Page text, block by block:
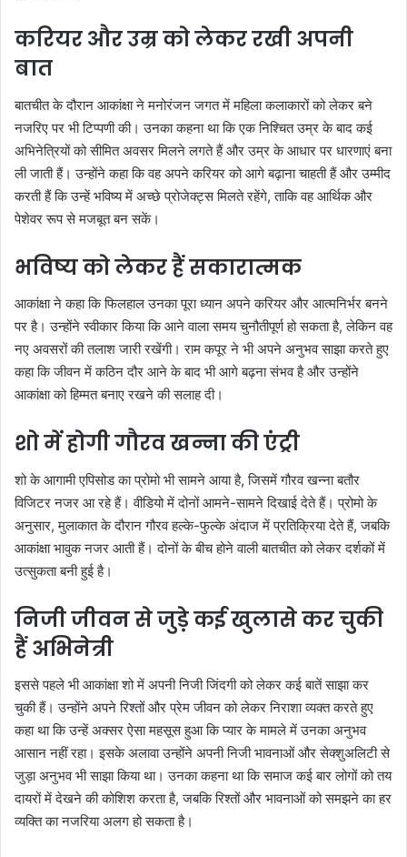
करियर और उम्र को लेकर रखी अपनी
बात
बातचीत के दौरान आकांक्षा ने मनोरंजन जगत में महिला कलाकारों को लेकर बने
नजरिए पर भी टिप्पणी की। उनका कहना था कि एक निश्चित उम्र के बाद कई
अभिनेत्रियों को सीमित अवसर मिलने लगते हैं और उम्र के आधार पर धारणाएं बना
ली जाती हैं। उन्होंने कहा कि वह अपने करियर को आगे बढ़ाना चाहती हैं और उम्मीद
करती हैं कि उन्हें भविष्य में अच्छे प्रोजेक्ट्स मिलते रहेंगे, ताकि वह आर्थिक और
पेशेवर रूप से मजबूत बन सकें।
भविष्य को लेकर हैं सकारात्मक
आकांक्षा ने कहा कि फिलहाल उनका पूरा ध्यान अपने करियर और आत्मनिर्भर बनने
पर है। उन्होंने स्वीकार किया कि आने वाला समय चुनौतीपूर्ण हो सकता है, लेकिन वह
नए अवसरों की तलाश जारी रखेंगी। राम कपूर ने भी अपने अनुभव साझा करते हुए
कहा कि जीवन में कठिन दौर आने के बाद भी आगे बढ़ना संभव है और उन्होंने
आकांक्षा को हिम्मत बनाए रखने की सलाह दी।
शो में होगी गौरव खन्ना की एंट्री
शो के आगामी एपिसोड का प्रोमो भी सामने आया है, जिसमें गौरव खन्ना बतौर
विजिटर नजर आ रहे हैं। वीडियो में दोनों आमने-सामने दिखाई देते हैं। प्रोमो के
अनुसार, मुलाकात के दौरान गौरव हल्के-फुल्के अंदाज में प्रतिक्रिया देते हैं, जबकि
आकांक्षा भावुक नजर आती हैं। दोनों के बीच होने वाली बातचीत को लेकर दर्शकों में
उत्सुकता बनी हुई है।
निजी जीवन से जुड़े कई खुलासे कर चुकी
हैं अभिनेत्री
इससे पहले भी आकांक्षा शो में अपनी निजी जिंदगी को लेकर कई बातें साझा कर
चुकी हैं। उन्होंने अपने रिश्तों और प्रेम जीवन को लेकर निराशा व्यक्त करते हुए
कहा था कि उन्हें अक्सर ऐसा महसूस हुआ कि प्यार के मामले में उनका अनुभव
आसान नहीं रहा। इसके अलावा उन्होंने अपनी निजी भावनाओं और सेक्शुअलिटी से
जुड़ा अनुभव भी साझा किया था। उनका कहना था कि समाज कई बार लोगों को तय
दायरों में देखने की कोशिश करता है, जबकि रिश्तों और भावनाओं को समझने का हर
व्यक्ति का नजरिया अलग हो सकता है।